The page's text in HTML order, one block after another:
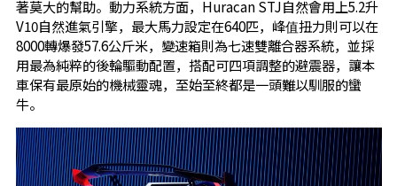
著莫大的幫助。動力系統方面，Huracan STJ自然會用上5.2升
V10自然進氣引擎，最大馬力設定在640匹，峰值扭力則可以在
8000轉爆發57.6公斤米，變速箱則為七速雙離合器系統，並採
用最為純粹的後輪驅動配置，搭配可四項調整的避震器，讓本
車保有最原始的機械靈魂，至始至終都是一頭難以馴服的蠻
牛。